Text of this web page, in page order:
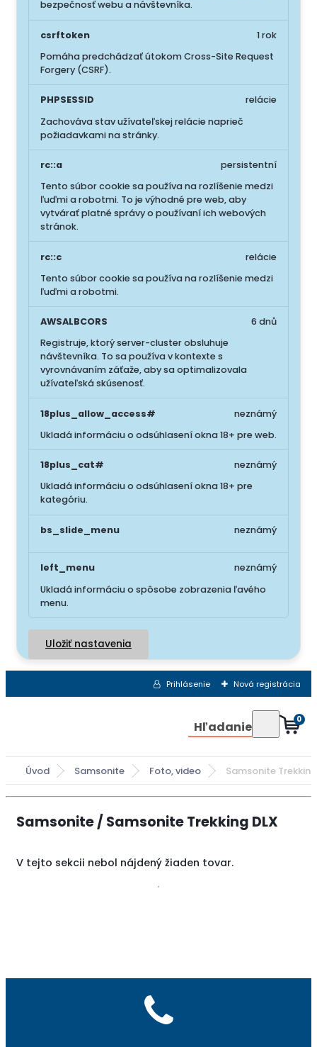
bezpečnosť webu a návštevníka.
csrftoken
Pomáha predchádzať útokom Cross-Site Request
Forgery (CSRF).
1 rok
PHPSESSID
Zachováva stav užívateľskej relácie naprieč
požiadavkami na stránky.
relácie
rc::a
Tento súbor cookie sa používa na rozlíšenie medzi
ľuďmi a robotmi. To je výhodné pre web, aby
vytvárať platné správy o používaní ich webových
stránok.
persistentní
rc::c
Tento súbor cookie sa používa na rozlíšenie medzi
ľuďmi a robotmi.
relácie
AWSALBCORS
Registruje, ktorý server-cluster obsluhuje
návštevníka. To sa používa v kontexte s
vyrovnávaním záťaže, aby sa optimalizovala
užívateľská skúsenosť.
6 dnů
18plus_allow_access#
Ukladá informáciu o odsúhlasení okna 18+ pre web.
neznámý
18plus_cat#
Ukladá informáciu o odsúhlasení okna 18+ pre
kategóriu.
neznámý
bs_slide_menu neznámý
left_menu
Ukladá informáciu o spôsobe zobrazenia ľavého
menu.
neznámý
Uložiť nastavenia
Prihlásenie Nová registrácia
Hľadanie 0
Úvod Samsonite Foto, video Samsonite Trekking
Samsonite / Samsonite Trekking DLX
V tejto sekcii nebol nájdený žiaden tovar.